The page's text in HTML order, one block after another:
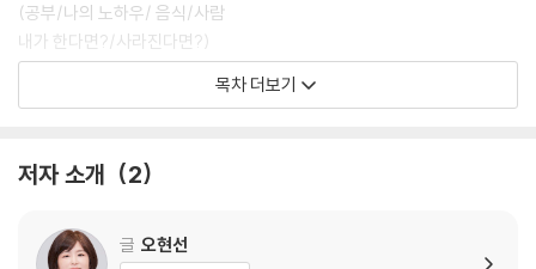
(공부/나의 노하우/ 음식/사람
내가 한다면?/사라진다면?)
하나의 ‘생각’으로 묶인 글 덩어리 22
3 문단이 왜 중요해요?
목차 더보기
저자 소개 2
글 오현선